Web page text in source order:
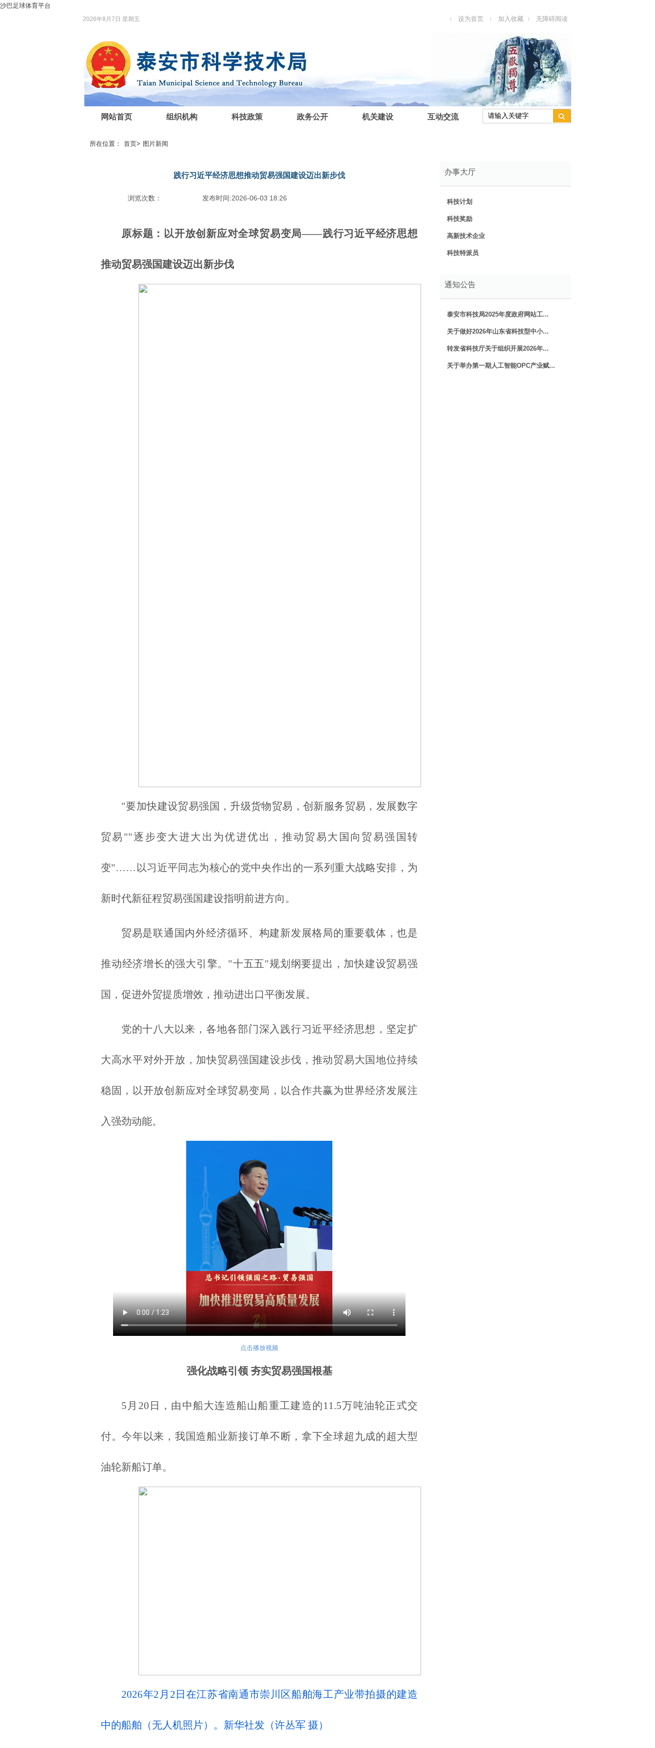
沙巴足球体育平台
2026年8月7日 星期五 设为首页 加入收藏 无障碍阅读
网站首页 组织机构 科技政策 政务公开 机关建设 互动交流
所在位置： 首页> 图片新闻
践行习近平经济思想推动贸易强国建设迈出新步伐
浏览次数： 发布时间:2026-06-03 18:26
原标题：以开放创新应对全球贸易变局——践行习近平经济思想
推动贸易强国建设迈出新步伐
"要加快建设贸易强国，升级货物贸易，创新服务贸易，发展数字
贸易""逐步变大进大出为优进优出，推动贸易大国向贸易强国转
变"……以习近平同志为核心的党中央作出的一系列重大战略安排，为
新时代新征程贸易强国建设指明前进方向。
贸易是联通国内外经济循环、构建新发展格局的重要载体，也是
推动经济增长的强大引擎。"十五五"规划纲要提出，加快建设贸易强
国，促进外贸提质增效，推动进出口平衡发展。
党的十八大以来，各地各部门深入践行习近平经济思想，坚定扩
大高水平对外开放，加快贸易强国建设步伐，推动贸易大国地位持续
稳固，以开放创新应对全球贸易变局，以合作共赢为世界经济发展注
入强劲动能。
点击播放视频
强化战略引领 夯实贸易强国根基
5月20日，由中船大连造船山船重工建造的11.5万吨油轮正式交
付。今年以来，我国造船业新接订单不断，拿下全球超九成的超大型
油轮新船订单。
2026年2月2日在江苏省南通市崇川区船舶海工产业带拍摄的建造
中的船舶（无人机照片）。新华社发（许丛军 摄）
办事大厅
科技计划
科技奖励
高新技术企业
科技特派员
通知公告
泰安市科技局2025年度政府网站工...
关于做好2026年山东省科技型中小...
转发省科技厅关于组织开展2026年...
关于举办第一期人工智能OPC产业赋...